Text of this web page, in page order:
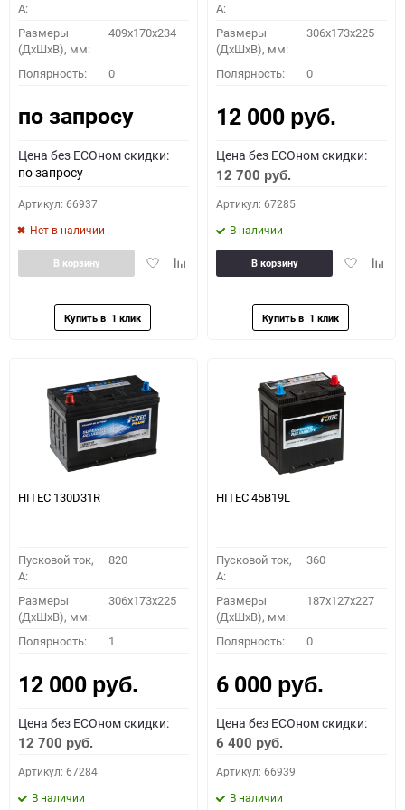
A:
Размеры
(ДхШхВ), мм:
409x170x234
Полярность: 0
по запросу
Цена без ECOном скидки:
по запросу
Артикул: 66937
Нет в наличии
ДобавитьДобавить
В корзину
A:
Размеры
(ДхШхВ), мм:
306x173x225
Полярность: 0
12 000 руб.
Цена без ECOном скидки:
12 700 руб.
Артикул: 67285
В наличии
Добавить
В корзину
HITEC 130D31R
Пусковой ток,
A:
820
Размеры
(ДхШхВ), мм:
306x173x225
Полярность: 1
12 000 руб.
Цена без ECOном скидки:
12 700 руб.
Артикул: 67284
В наличии
HITEC 45B19L
Пусковой ток,
A:
360
Размеры
(ДхШхВ), мм:
187x127x227
Полярность: 0
6 000 руб.
Цена без ECOном скидки:
6 400 руб.
Артикул: 66939
В наличии